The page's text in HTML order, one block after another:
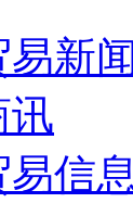
新闻
讯
易信